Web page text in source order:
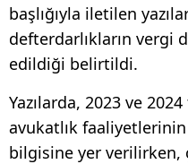
başlığıyla iletilen
defterdarlıkların vergi
edildiği belirtildi.
Yazılarda, 2023 ve
avukatlık
bilgisine yer verilirken,